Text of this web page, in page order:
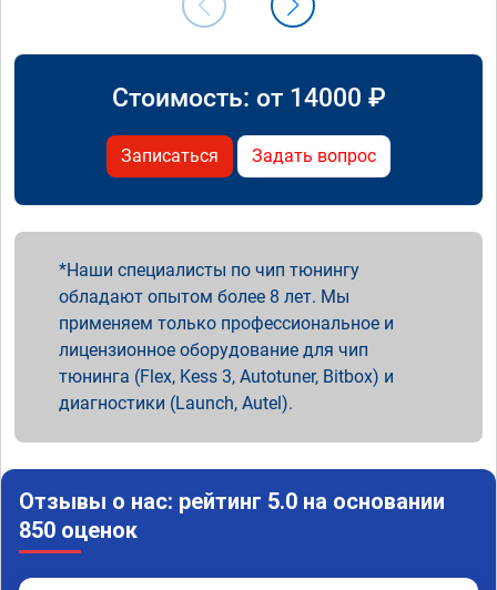
Стоимость: от 14000 ₽
Записаться Задать вопрос
Наши специалисты по чип тюнингу
обладают опытом более 8 лет. Мы
применяем только профессиональное и
лицензионное оборудование для чип
тюнинга (Flex, Kess 3, Autotuner, Bitbox) и
диагностики (Launch, Autel).
Отзывы о нас: рейтинг 5.0 на основании
850 оценок